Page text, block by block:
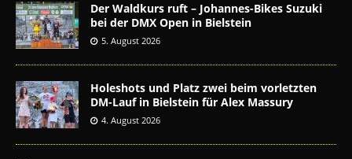
Der Waldkurs ruft – Johannes-Bikes Suzuki
bei der DMX Open in Bielstein
5. August 2026
Holeshots und Platz zwei beim vorletzten
DM-Lauf in Bielstein für Alex Massury
4. August 2026